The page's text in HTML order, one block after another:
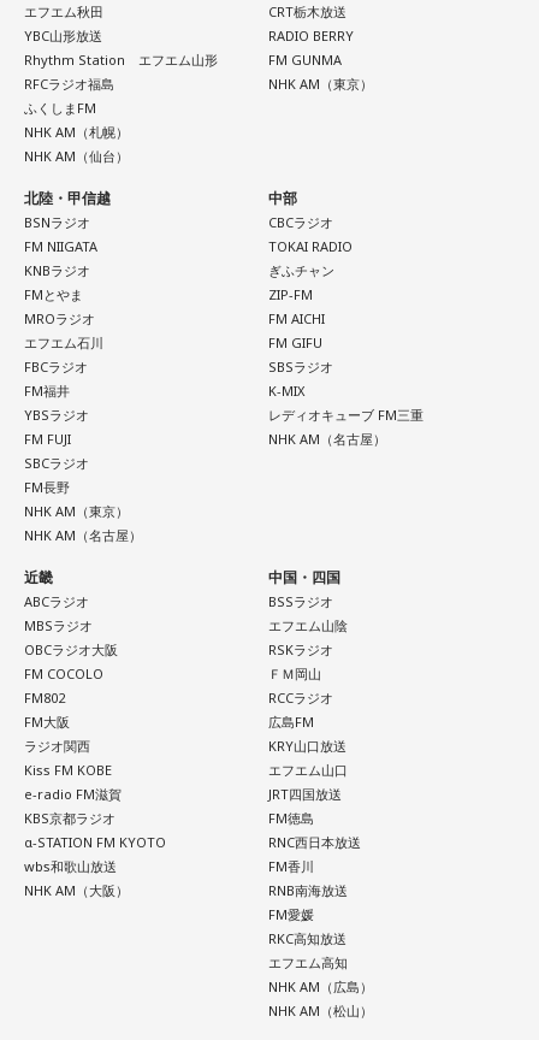
大阪公演の前の日もお仕事だったんですけど、そのお仕事が
終わったらすぐ大阪に帰って、ちょっとだけ（愛猫の）まろ
んにも会えたんですよ。それで、その次の日にライブをし
て、家族が観に来てくれて、帰ったという大阪ライフでした
ね。
「551の豚まんがあるとき？ ないとき？」っていうCMがある
んですけど、それの乃木坂46バージョンをみんなでやりたく
て、「私が『乃木坂があるとき！』って言ったら喜んで、
『乃木坂がないとき……』って言ったら悲しんでください！」
っていうのをアンコールでやったんです（笑）。
リスナーちゃんはそのことを言ってくれていて、それも楽し
かった！ 私も大阪に行く前から「みんなでやれたら楽しいだ
ろうな」と思っていたから、そういうこともできて楽しかっ
たですね！ 来てくれてありがとう！
----------------------------------------------------
この日の放送をradikoタイムフリーで聴く
だけます。
----------------------------------------------------
＜番組概要＞
番組名：SCHOOL OF LOCK!
パーソナリティ：アンジー校長（アンジェリーナ1/3・
Gacharic Spin）、たんぼ教頭（溝上たんぼ）
放送日時：月曜～木曜 22:00～23:55／金曜 22:00～22:55
番組Webサイト：
https://www.tfm.co.jp/lock/
番組公式X：
エフエム秋田
YBC山形放送
Rhythm Station エフエム山形
RFCラジオ福島
ふくしまFM
NHK AM（札幌）
NHK AM（仙台）
CRT栃木放送
RADIO BERRY
FM GUNMA
NHK AM（東京）
北陸・甲信越
BSNラジオ
FM NIIGATA
KNBラジオ
FMとやま
MROラジオ
エフエム石川
FBCラジオ
FM福井
YBSラジオ
FM FUJI
SBCラジオ
FM長野
NHK AM（東京）
NHK AM（名古屋）
中部
CBCラジオ
TOKAI RADIO
ぎふチャン
ZIP-FM
FM AICHI
FM GIFU
SBSラジオ
K-MIX
レディオキューブ FM三重
NHK AM（名古屋）
近畿
ABCラジオ
MBSラジオ
OBCラジオ大阪
FM COCOLO
FM802
FM大阪
ラジオ関西
Kiss FM KOBE
e-radio FM滋賀
KBS京都ラジオ
α-STATION FM KYOTO
wbs和歌山放送
NHK AM（大阪）
中国・四国
BSSラジオ
エフエム山陰
RSKラジオ
ＦＭ岡山
RCCラジオ
広島FM
KRY山口放送
エフエム山口
JRT四国放送
FM徳島
RNC西日本放送
FM香川
RNB南海放送
FM愛媛
RKC高知放送
エフエム高知
NHK AM（広島）
NHK AM（松山）